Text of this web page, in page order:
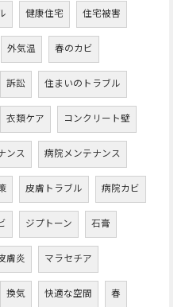
健康住宅 住宅被害
外気温 春のカビ
訴訟 住まいのトラブル
衣類ケア コンクリート壁
ンス 病院メンテナンス
皮膚トラブル 病院カビ
ジプトーン 石膏
膚炎 マラセチア
換気 快適な空間 春